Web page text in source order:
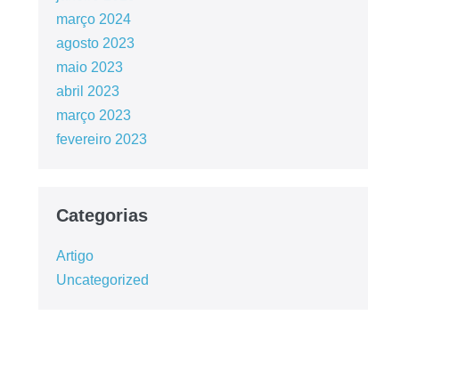
março 2024
agosto 2023
maio 2023
abril 2023
março 2023
fevereiro 2023
Categorias
Artigo
Uncategorized